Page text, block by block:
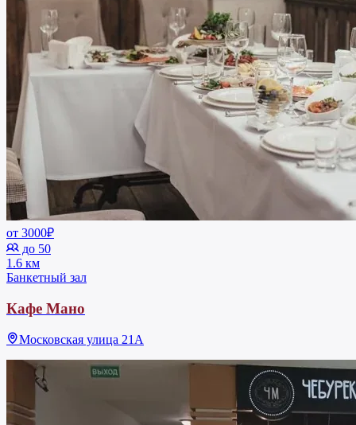
от 3000₽
до 50
1.6 км
Банкетный зал
Кафе Мано
Московская улица 21А